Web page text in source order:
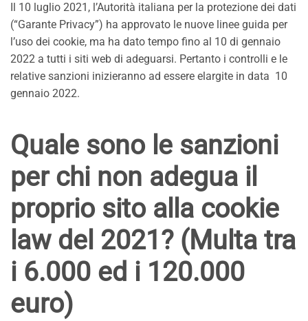
Il 10 luglio 2021, l’Autorità italiana per la protezione dei dati
(“Garante Privacy”) ha approvato le nuove linee guida per
l’uso dei cookie, ma ha dato tempo fino al 10 di gennaio
2022 a tutti i siti web di adeguarsi. Pertanto i controlli e le
relative sanzioni inizieranno ad essere elargite in data 10
gennaio 2022.
Quale sono le sanzioni
per chi non adegua il
proprio sito alla cookie
law del 2021? (Multa tra
i 6.000 ed i 120.000
euro)